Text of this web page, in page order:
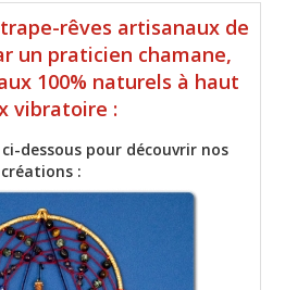
rêves artisanaux de
un praticien chamane,
100% naturels à haut
vibratoire :
dessous pour découvrir nos
créations :